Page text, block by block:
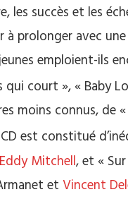
les succès et les
prolonger avec
emploient-ils
court », « Baby
moins connus, de
CD est constitué
Eddy Mitchell, et «
et Vincent